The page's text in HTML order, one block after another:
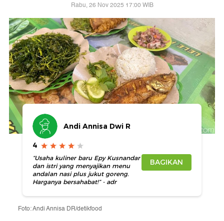
Rabu, 26 Nov 2025 17:00 WIB
Andi Annisa Dwi R
4
“Usaha kuliner baru Epy Kusnandar
dan istri yang menyajikan menu
andalan nasi plus jukut goreng.
Harganya bersahabat!” - adr
BAGIKAN
Foto: Andi Annisa DR/detikfood